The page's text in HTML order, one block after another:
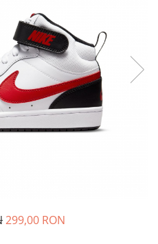
299,00 RON